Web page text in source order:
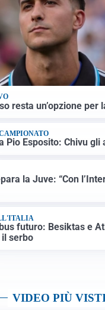
resta un’opzione per
Pio Esposito: Chivu gli
la Juve: “Con
futuro: Besiktas e
serbo
VIDEO PIÙ